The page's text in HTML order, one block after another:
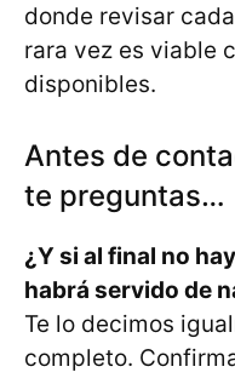
donde revisar
rara vez es viable
disponibles.
Antes de
te preguntas…
¿Y si al final no
habrá servido de
Te lo decimos
completo.